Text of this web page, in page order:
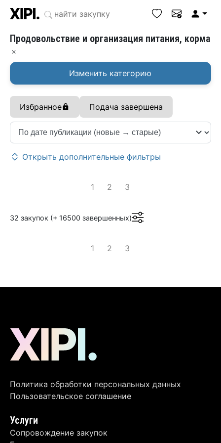
Продовольствие и организация питания, корма
Изменить категорию
Избранное Подача завершена
Открыть дополнительные фильтры
1 2 3
32 закупок (+ 16500 завершенных)
1 2 3
Политика обработки персональных данных
Пользовательское соглашение
Услуги
Сопровождение закупок